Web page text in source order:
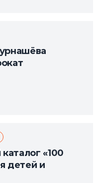
«100
детей и